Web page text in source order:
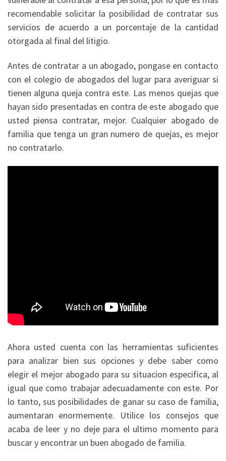
recomendable solicitar la posibilidad de contratar sus
servicios de acuerdo a un porcentaje de la cantidad
otorgada al final del litigio.
Antes de contratar a un abogado, pongase en contacto
con el colegio de abogados del lugar para averiguar si
tienen alguna queja contra este. Las menos quejas que
hayan sido presentadas en contra de este abogado que
usted piensa contratar, mejor. Cualquier abogado de
familia que tenga un gran numero de quejas, es mejor
no contratarlo.
Ahora usted cuenta con las herramientas suficientes
para analizar bien sus opciones y debe saber como
elegir el mejor abogado para su situacion especifica, al
igual que como trabajar adecuadamente con este. Por
lo tanto, sus posibilidades de ganar su caso de familia,
aumentaran enormemente. Utilice los consejos que
acaba de leer y no deje para el ultimo momento para
buscar y encontrar un buen abogado de familia.